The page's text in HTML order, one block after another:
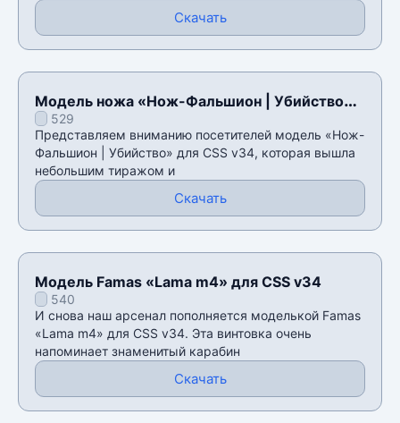
Скачать
Модель ножа «Нож-Фальшион | Убийство»
для CSS v34
529
Представляем вниманию посетителей модель «Нож-
Фальшион | Убийство» для CSS v34, которая вышла
небольшим тиражом и
Скачать
Модель Famas «Lama m4» для CSS v34
540
И снова наш арсенал пополняется моделькой Famas
«Lama m4» для CSS v34. Эта винтовка очень
напоминает знаменитый карабин
Скачать